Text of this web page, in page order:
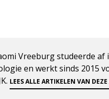
Vreeburg studeerde af
en werkt sinds 2015
LEES ALLE ARTIKELEN VAN